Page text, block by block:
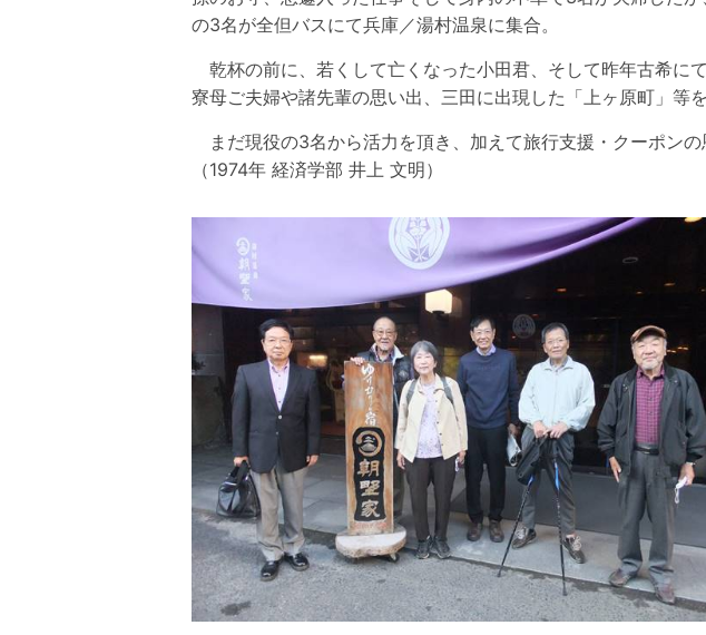
の3名が全但バスにて兵庫／湯村温泉に集合。
乾杯の前に、若くして亡くなった小田君、そして昨年古希に
寮母ご夫婦や諸先輩の思い出、三田に出現した「上ヶ原町」
まだ現役の3名から活力を頂き、加えて旅行支援・クーポン
（1974年 経済学部 井上 文明）